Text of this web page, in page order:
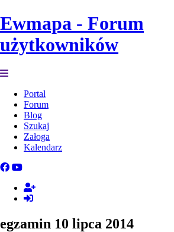
Ewmapa - Forum
użytkowników
Portal
Forum
Blog
Szukaj
Załoga
Kalendarz
egzamin 10 lipca 2014